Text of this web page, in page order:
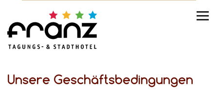
Unsere Geschäftsbedingungen